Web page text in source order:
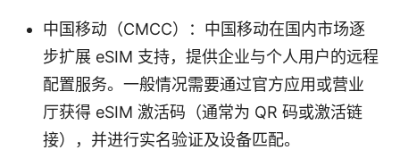
中国移动（CMCC）：中国移动在国内市场逐
步扩展 eSIM 支持，提供企业与个人用户的远程
配置服务。一般情况需要通过官方应用或营业
厅获得 eSIM 激活码（通常为 QR 码或激活链
接），并进行实名验证及设备匹配。